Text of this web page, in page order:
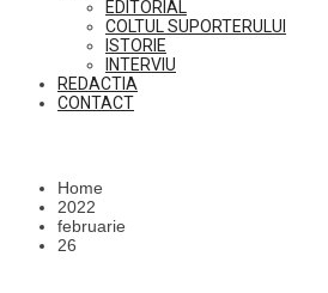
EDITORIAL
COLTUL SUPORTERULUI
ISTORIE
INTERVIU
REDACTIA
CONTACT
Home
2022
februarie
26